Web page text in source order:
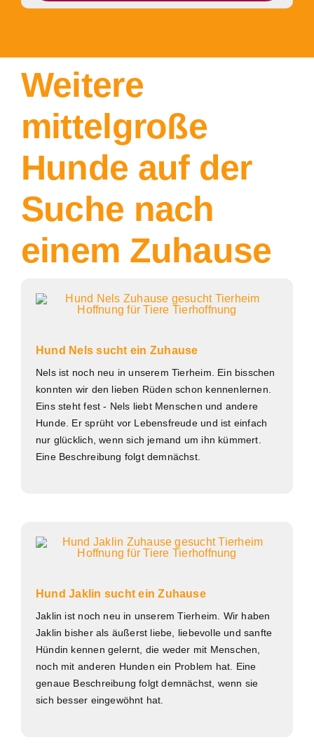
Weitere
mittelgroße
Hunde auf der
Suche nach
einem Zuhause
Hund Nels sucht ein Zuhause
Nels ist noch neu in unserem Tierheim. Ein bisschen
konnten wir den lieben Rüden schon kennenlernen.
Eins steht fest - Nels liebt Menschen und andere
Hunde. Er sprüht vor Lebensfreude und ist einfach
nur glücklich, wenn sich jemand um ihn kümmert.
Eine Beschreibung folgt demnächst.
Hund Jaklin sucht ein Zuhause
Jaklin ist noch neu in unserem Tierheim. Wir haben
Jaklin bisher als äußerst liebe, liebevolle und sanfte
Hündin kennen gelernt, die weder mit Menschen,
noch mit anderen Hunden ein Problem hat. Eine
genaue Beschreibung folgt demnächst, wenn sie
sich besser eingewöhnt hat.